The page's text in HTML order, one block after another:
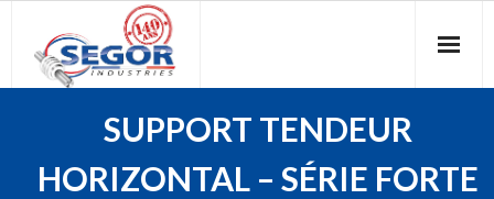
Segor
SUPPORT TENDEUR
HORIZONTAL – SÉRIE FORTE